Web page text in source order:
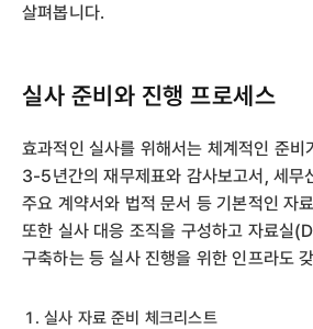
살펴봅니다.
실사 준비와 진행 프로세스
효과적인 실사를 위해서는 체계적인 준비
3-5년간의 재무제표와 감사보고서, 세무
주요 계약서와 법적 문서 등 기본적인 자
또한 실사 대응 조직을 구성하고 자료실
구축하는 등 실사 진행을 위한 인프라도
실사 자료 준비 체크리스트